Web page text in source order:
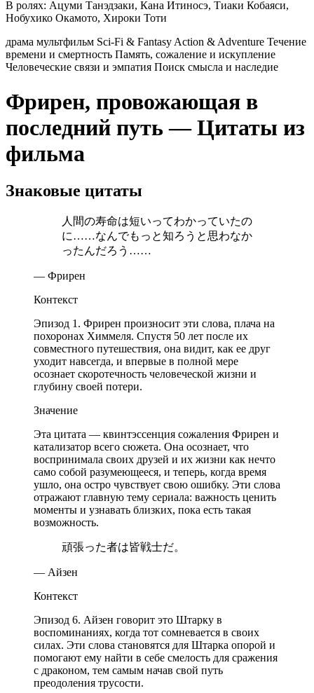
В ролях: Ацуми Танэдзаки, Кана Итиносэ, Тиаки Кобаяси,
Нобухико Окамото, Хироки Тоти
драма мультфильм Sci-Fi & Fantasy Action & Adventure Течение
времени и смертность Память, сожаление и искупление
Человеческие связи и эмпатия Поиск смысла и наследие
Фрирен, провожающая в
последний путь — Цитаты из
фильма
Знаковые цитаты
人間の寿命は短いってわかっていたの
に……なんでもっと知ろうと思わなか
ったんだろう……
— Фрирен
Контекст
Эпизод 1. Фрирен произносит эти слова, плача на
похоронах Химмеля. Спустя 50 лет после их
совместного путешествия, она видит, как ее друг
уходит навсегда, и впервые в полной мере
осознает скоротечность человеческой жизни и
глубину своей потери.
Значение
Эта цитата — квинтэссенция сожаления Фрирен и
катализатор всего сюжета. Она осознает, что
воспринимала своих друзей и их жизни как нечто
само собой разумеющееся, и теперь, когда время
ушло, она остро чувствует свою ошибку. Эти слова
отражают главную тему сериала: важность ценить
моменты и узнавать близких, пока есть такая
возможность.
頑張った者は皆戦士だ。
— Айзен
Контекст
Эпизод 6. Айзен говорит это Штарку в
воспоминаниях, когда тот сомневается в своих
силах. Эти слова становятся для Штарка опорой и
помогают ему найти в себе смелость для сражения
с драконом, тем самым начав свой путь
преодоления трусости.